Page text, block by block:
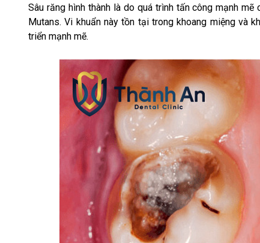
Sâu răng hình thành là do quá trình tấn công mạnh
Mutans. Vi khuẩn này tồn tại trong khoang miệng và
triển mạnh mẽ.